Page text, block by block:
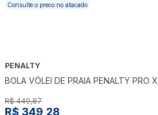
Consulte o preco no atacado
PENALTY
BOLA VÔLEI DE PRAIA PENALTY PRO X
R$ 449,87
R$ 349,28